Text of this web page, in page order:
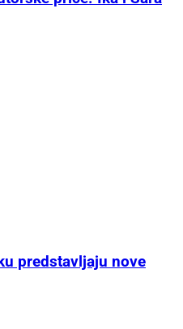
predstavljaju nove